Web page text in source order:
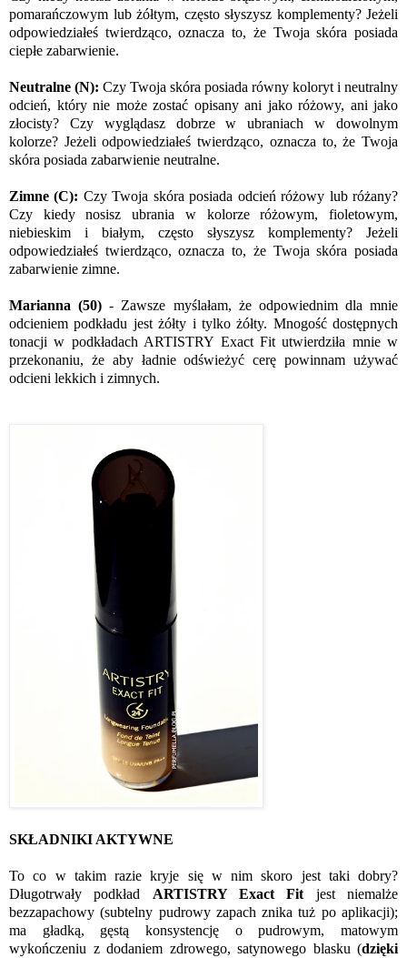
pomarańczowym lub żółtym, często słyszysz komplementy? Jeżeli
odpowiedziałeś twierdząco, oznacza to, że Twoja skóra posiada
ciepłe zabarwienie.
Neutralne (N): Czy Twoja skóra posiada równy koloryt i neutralny
odcień, który nie może zostać opisany ani jako różowy, ani jako
złocisty? Czy wyglądasz dobrze w ubraniach w dowolnym
kolorze? Jeżeli odpowiedziałeś twierdząco, oznacza to, że Twoja
skóra posiada zabarwienie neutralne.
Zimne (C): Czy Twoja skóra posiada odcień różowy lub różany?
Czy kiedy nosisz ubrania w kolorze różowym, fioletowym,
niebieskim i białym, często słyszysz komplementy? Jeżeli
odpowiedziałeś twierdząco, oznacza to, że Twoja skóra posiada
zabarwienie zimne.
Marianna (50) - Zawsze myślałam, że odpowiednim dla mnie
odcieniem podkładu jest żółty i tylko żółty. Mnogość dostępnych
tonacji w podkładach ARTISTRY Exact Fit utwierdziła mnie w
przekonaniu, że aby ładnie odświeżyć cerę powinnam używać
odcieni lekkich i zimnych.
SKŁADNIKI AKTYWNE
To co w takim razie kryje się w nim skoro jest taki dobry?
Długotrwały podkład ARTISTRY Exact Fit jest niemalże
bezzapachowy (subtelny pudrowy zapach znika tuż po aplikacji);
ma gładką, gęstą konsystencję o pudrowym, matowym
wykończeniu z dodaniem zdrowego, satynowego blasku (dzięki